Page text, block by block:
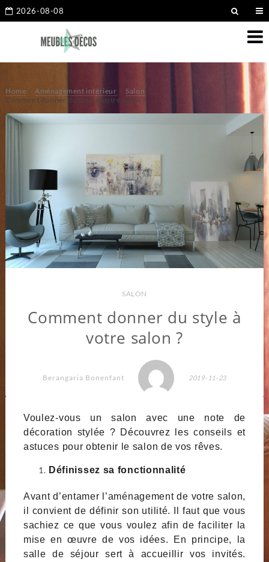
2026-08-08
Home Aménagement intérieur
Salon
Comment donner du style à votre salon ?
SALON
Comment donner du style à
votre salon ?
Berangaria Bonenfant 2019-11-23
Voulez-vous un salon avec une note de
décoration stylée ? Découvrez les conseils et
astuces pour obtenir le salon de vos rêves.
Définissez sa fonctionnalité
Avant d’entamer l’aménagement de votre salon,
il convient de définir son utilité. Il faut que vous
sachiez ce que vous voulez afin de faciliter la
mise en œuvre de vos idées. En principe, la
salle de séjour sert à accueillir vos invités.